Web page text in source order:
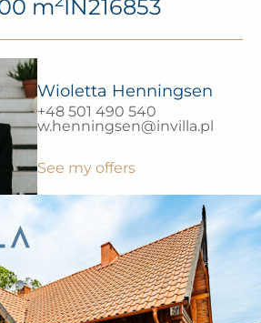
000 PLN
m 2
Numer oferty:
IN216853
Wioletta Henningsen
+48 501 490 540
w.henningsen@invilla.pl
See my offers